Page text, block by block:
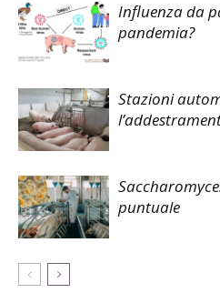
Influenza da
pandemia?
Stazioni
puntuale